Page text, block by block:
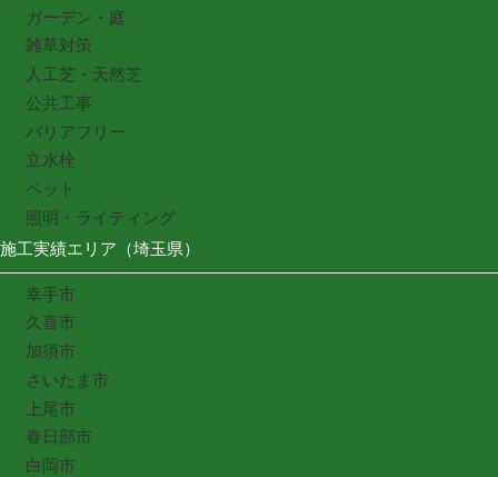
ガーデン・庭
雑草対策
人工芝・天然芝
公共工事
バリアフリー
立水栓
ペット
照明・ライティング
施工実績エリア（埼玉県）
幸手市
久喜市
加須市
さいたま市
上尾市
春日部市
白岡市